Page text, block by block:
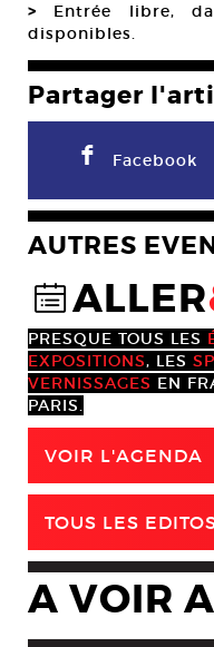
> Entrée libre,
disponibles.
Partager
F Facebook
AUTRES
@ALLER
PRESQUE TOUS LES
EXPOSITIONS, LES
VERNISSAGES EN
PARIS.
VOIR L'AGENDA
TOUS LES
A VOIR